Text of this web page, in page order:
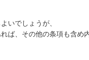
いでしょうが、
ば、その他の条項も含め